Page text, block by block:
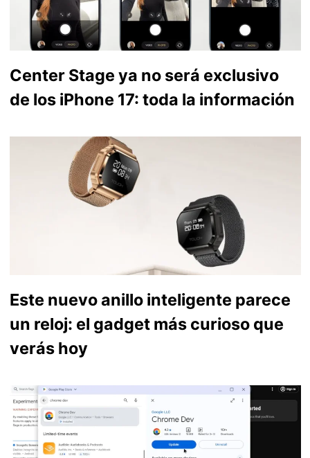
Center Stage ya no será exclusivo
de los iPhone 17: toda la información
Este nuevo anillo inteligente parece
un reloj: el gadget más curioso que
verás hoy